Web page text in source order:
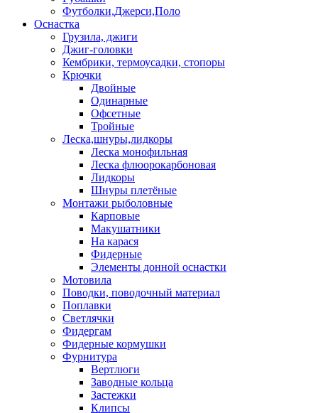
Футболки,Джерси,Поло
Оснастка
Грузила, джиги
Джиг-головки
Кембрики, термоусадки, стопоры
Крючки
Двойные
Одинарные
Офсетные
Тройные
Леска,шнуры,лидкоры
Леска монофильная
Леска флюорокарбоновая
Лидкоры
Шнуры плетёные
Монтажи рыболовные
Карповые
Макушатники
На карася
Фидерные
Элементы донной оснастки
Мотовила
Поводки, поводочный материал
Поплавки
Светлячки
Фидергам
Фидерные кормушки
Фурнитура
Вертлюги
Заводные кольца
Застежки
Клипсы